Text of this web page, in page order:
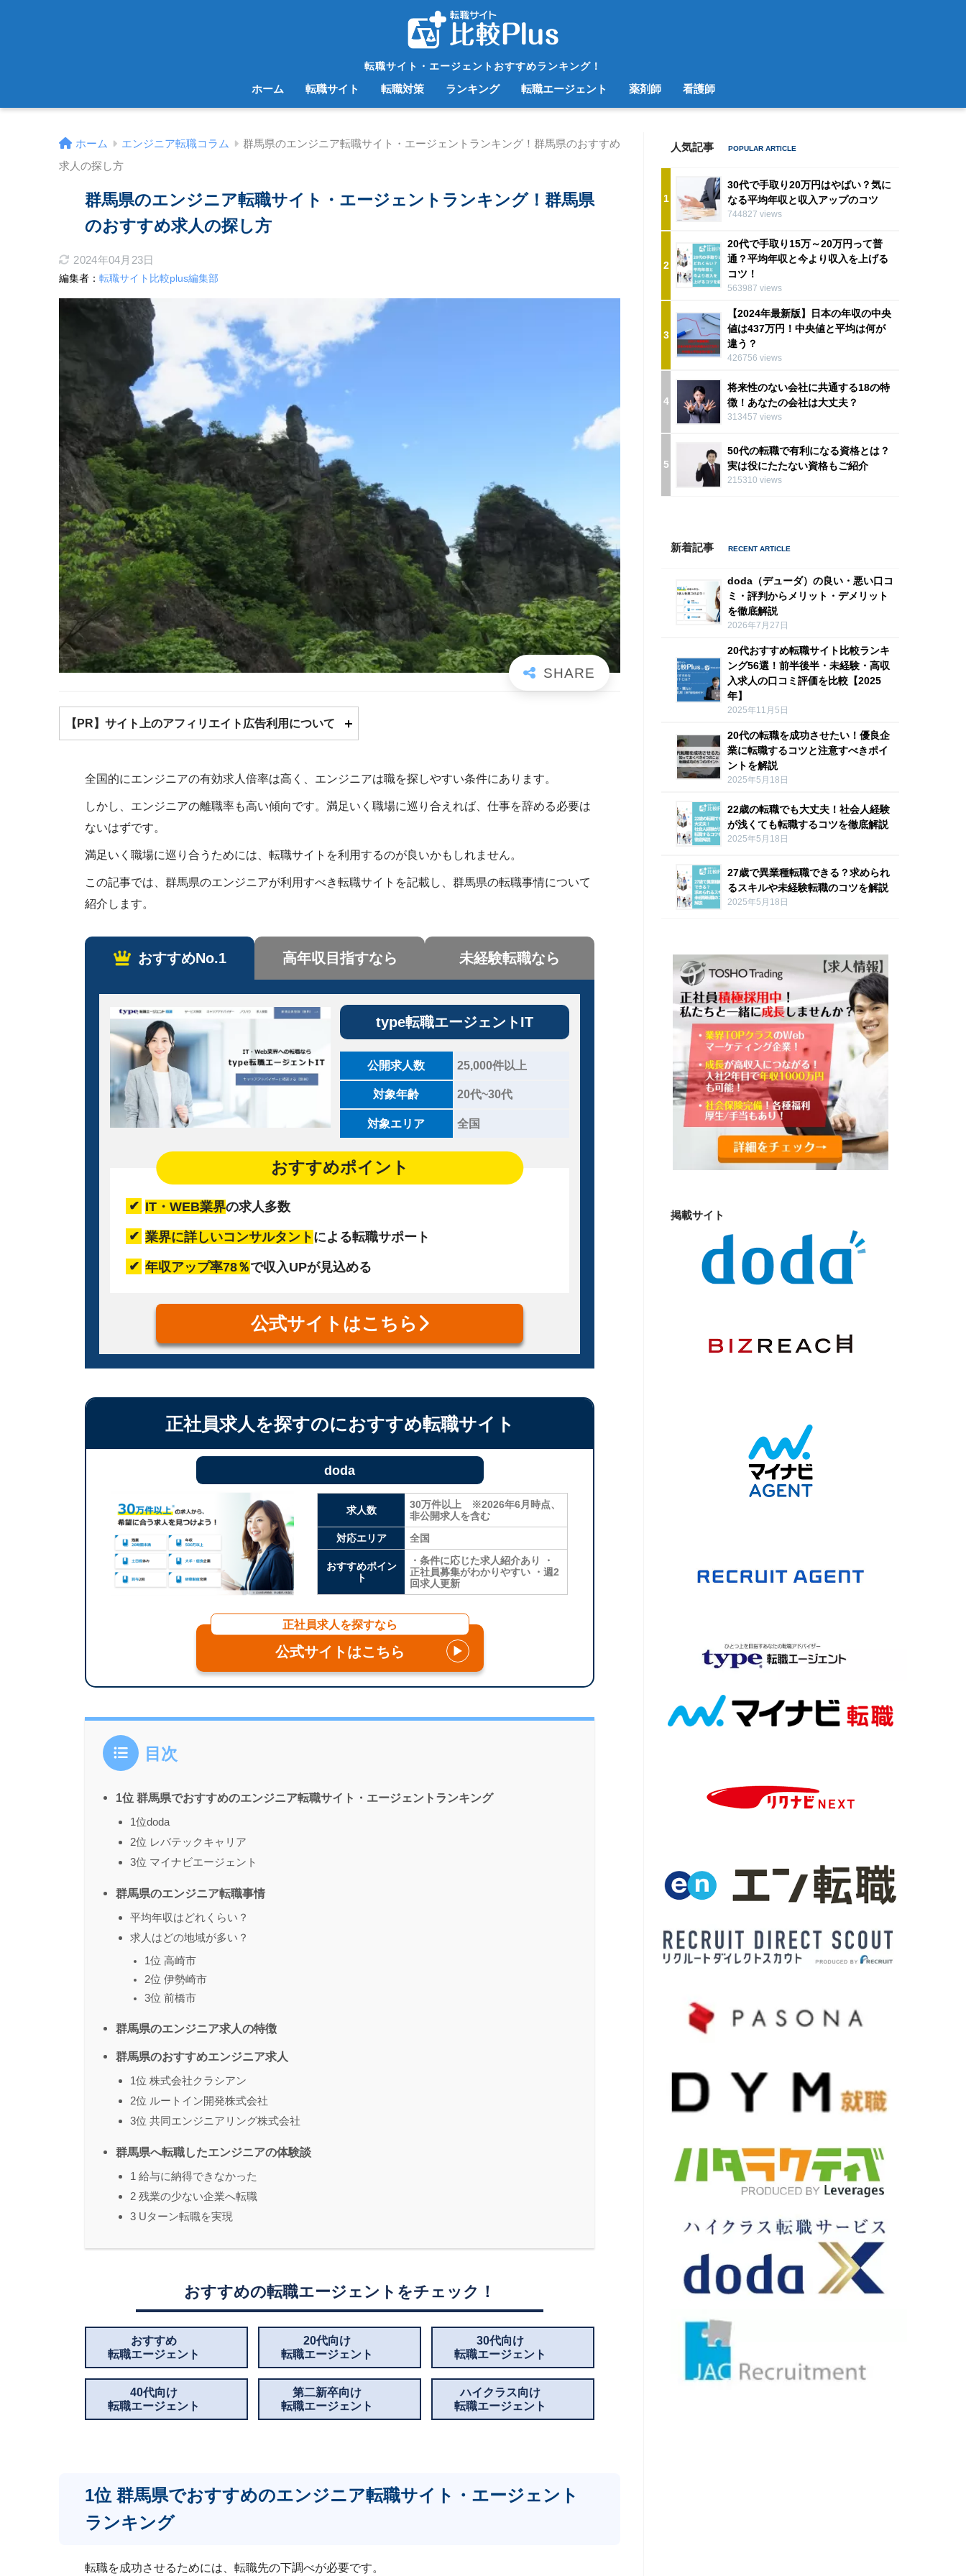
転職サイト・エージェントおすすめランキング！
ホーム 転職サイト 転職対策 ランキング 転職エージェント 薬剤師 看護師
ホーム エンジニア転職コラム
群馬県のエンジニア転職サイト・エージェントランキング！群馬県のおすすめ
求人の探し方
群馬県のエンジニア転職サイト・エージェントランキング！群馬県
のおすすめ求人の探し方
2024年04月23日
編集者： 転職サイト比較plus編集部
【PR】サイト上のアフィリエイト広告利用について
全国的にエンジニアの有効求人倍率は高く、エンジニアは職を探しやすい条件にあります。
しかし、エンジニアの離職率も高い傾向です。満足いく職場に巡り合えれば、仕事を辞める必要は
ないはずです。
満足いく職場に巡り合うためには、転職サイトを利用するのが良いかもしれません。
この記事では、群馬県のエンジニアが利用すべき転職サイトを記載し、群馬県の転職事情について
紹介します。
おすすめNo.1 高年収目指すなら 未経験転職なら
type転職エージェントIT
公開求人数 25,000件以上
対象年齢 20代~30代
対象エリア 全国
おすすめポイント
IT・WEB業界の求人多数
業界に詳しいコンサルタント による転職サポート
年収アップ率78％で収入UPが見込める
公式サイトはこちら
正社員求人を探すのにおすすめ転職サイト
doda
求人数
30万件以上 ※2026年6月時点、
非公開求人を含む
対応エリア
全国
おすすめポイン
ト
・条件に応じた求人紹介あり ・
正社員募集がわかりやすい ・週2
回求人更新
正社員求人を探すなら
公式サイトはこちら ▶
目次
1位 群馬県でおすすめのエンジニア転職サイト・エージェントランキング
1位doda
2位 レバテックキャリア
3位 マイナビエージェント
群馬県のエンジニア転職事情
平均年収はどれくらい？
求人はどの地域が多い？
1位 高崎市
2位 伊勢崎市
3位 前橋市
群馬県のエンジニア求人の特徴
群馬県のおすすめエンジニア求人
1位 株式会社クラシアン
2位 ルートイン開発株式会社
3位 共同エンジニアリング株式会社
群馬県へ転職したエンジニアの体験談
1 給与に納得できなかった
2 残業の少ない企業へ転職
3 Uターン転職を実現
おすすめの転職エージェントをチェック！
おすすめ
転職エージェント
20代向け
転職エージェント
30代向け
転職エージェント
40代向け
転職エージェント
第二新卒向け
転職エージェント
ハイクラス向け
転職エージェント
1位 群馬県でおすすめのエンジニア転職サイト・エージェント
ランキング
転職を成功させるためには、転職先の下調べが必要です。
人気記事
1
30代で手取り20万円はやばい？気に
なる平均年収と収入アップのコツ
744827 views
2
20代で手取り15万～20万円って普
通？平均年収と今より収入を上げる
コツ！
563987 views
3
【2024年最新版】日本の年収の中央
値は437万円！中央値と平均は何が
違う？
426756 views
4
将来性のない会社に共通する18の特
徴！あなたの会社は大丈夫？
313457 views
5
50代の転職で有利になる資格とは？
実は役にたたない資格もご紹介
215310 views
新着記事
doda（デューダ）の良い・悪い口コ
ミ・評判からメリット・デメリット
を徹底解説
2026年7月27日
20代おすすめ転職サイト比較ランキ
ング56選！前半後半・未経験・高収
入求人の口コミ評価を比較【2025
年】
2025年11月5日
20代の転職を成功させたい！優良企
業に転職するコツと注意すべきポイ
ントを解説
2025年5月18日
22歳の転職でも大丈夫！社会人経験
が浅くても転職するコツを徹底解説
2025年5月18日
27歳で異業種転職できる？求められ
るスキルや未経験転職のコツを解説
2025年5月18日
掲載サイト